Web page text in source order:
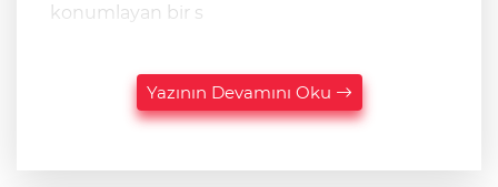
konumlayan bir s
Yazının Devamını Oku